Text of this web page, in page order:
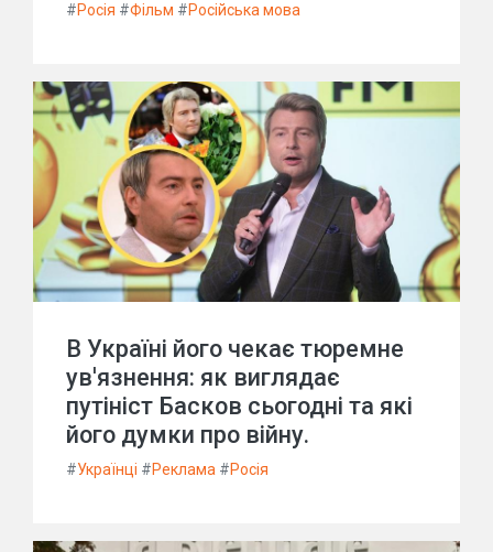
#Росія #Фільм #Російська мова
В Україні його чекає тюремне
ув'язнення: як виглядає
путініст Басков сьогодні та які
його думки про війну.
#Українці #Реклама #Росія